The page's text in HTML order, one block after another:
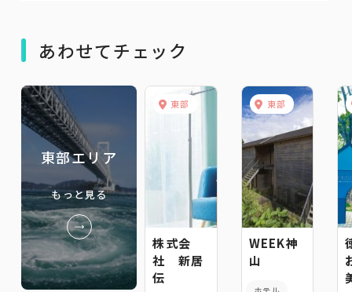
あわせてチェック
東部エリア
もっと見る
東部
株式会
社 新居
伝
東部
WEEK神
山